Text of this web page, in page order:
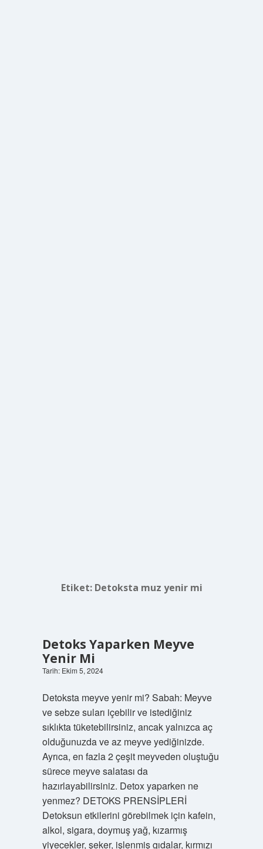
Etiket: Detoksta muz yenir mi
Detoks Yaparken Meyve
Yenir Mi
Tarih: Ekim 5, 2024
Detoksta meyve yenir mi? Sabah: Meyve
ve sebze suları içebilir ve istediğiniz
sıklıkta tüketebilirsiniz, ancak yalnızca aç
olduğunuzda ve az meyve yediğinizde.
Ayrıca, en fazla 2 çeşit meyveden oluştuğu
sürece meyve salatası da
hazırlayabilirsiniz. Detox yaparken ne
yenmez? DETOKS PRENSİPLERİ
Detoksun etkilerini görebilmek için kafein,
alkol, sigara, doymuş yağ, kızarmış
yiyecekler, şeker, işlenmiş gıdalar, kırmızı